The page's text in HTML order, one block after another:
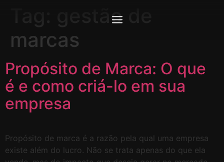
gestão de
marcas
Propósito de Marca: O que
é e como criá-lo em sua
empresa
Propósito de marca é a razão pela qual uma empresa
existe além do lucro. Não se trata apenas do que ela